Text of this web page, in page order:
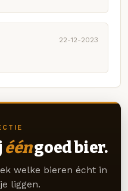
22-12-2023
ééngoed bier.
welke bieren écht in
liggen.